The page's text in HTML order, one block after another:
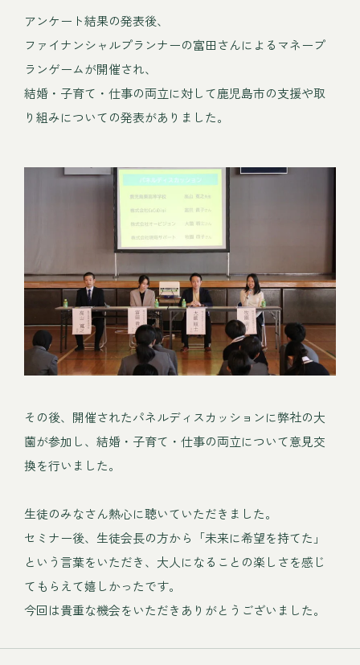
アンケート結果の発表後、
ファイナンシャルプランナーの富田さんによるマネープ
ランゲームが開催され、
結婚・子育て・仕事の両立に対して鹿児島市の支援や取
り組みについての発表がありました。
その後、開催されたパネルディスカッションに弊社の大
薗が参加し、結婚・子育て・仕事の両立について意見交
換を行いました。
生徒のみなさん熱心に聴いていただきました。
セミナー後、生徒会長の方から「未来に希望を持てた」
という言葉をいただき、大人になることの楽しさを感じ
てもらえて嬉しかったです。
今回は貴重な機会をいただきありがとうございました。